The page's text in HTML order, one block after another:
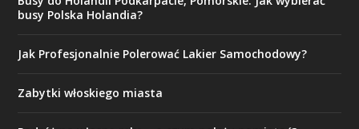
busy Polska Holandia?
Jak Profesjonalnie Polerować Lakier Samochodowy?
Zabytki włoskiego miasta